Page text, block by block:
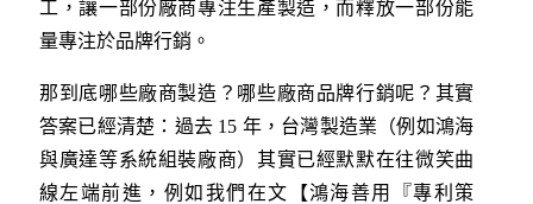
工，讓一部份廠商專注生產製造，而釋放一部份能
量專注於品牌行銷。
那到底哪些廠商製造？哪些廠商品牌行銷呢？其實
答案已經清楚：過去 15 年，台灣製造業（例如鴻海
與廣達等系統組裝廠商）其實已經默默在往微笑曲
線左端前進，例如我們在文【鴻海善用『專利策